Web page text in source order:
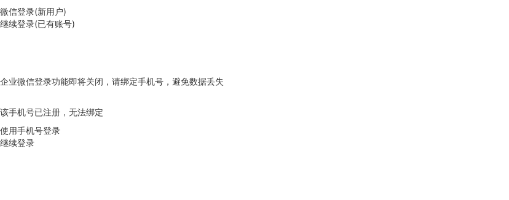
微信登录(新用户)
继续登录(已有账号)
企业微信登录功能即将关闭，请绑定手机号，避免数据丢失
该手机号已注册，无法绑定
使用手机号登录
继续登录